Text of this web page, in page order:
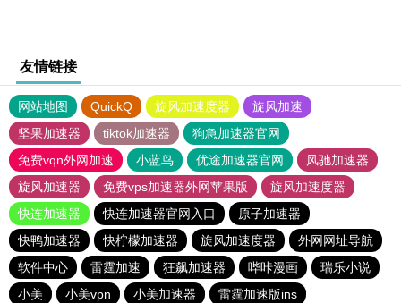
友情链接
网站地图 QuickQ 旋风加速度器
旋风加速
坚果加速器
tiktok加速器
狗急加速器官网
免费vqn外网加速
小蓝鸟 优途加速器官网
风驰加速器
旋风加速器
免费vps加速器外网苹果版
旋风加速度器
快连加速器
快连加速器官网入口
原子加速器
快鸭加速器
快柠檬加速器 旋风加速度器
外网网址导航
软件中心
雷霆加速 狂飙加速器 哔咔漫画
瑞乐小说
小美
小美vpn 小美加速器 雷霆加速版ins